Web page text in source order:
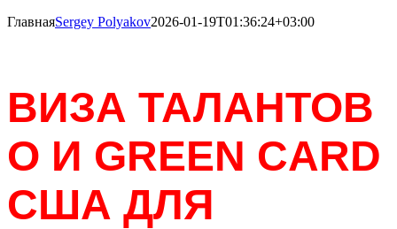
ГлавнаяSergey Polyakov2026-01-19T01:36:24+03:00
ВИЗА ТАЛАНТОВ
О И GREEN CARD
США ДЛЯ